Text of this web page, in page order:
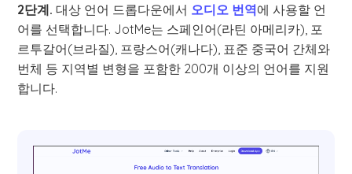
2단계. 대상 언어 드롭다운에서 오디오 번역에 사용할 언
어를 선택합니다. JotMe는 스페인어(라틴 아메리카), 포
르투갈어(브라질), 프랑스어(캐나다), 표준 중국어 간체와
번체 등 지역별 변형을 포함한 200개 이상의 언어를 지원
합니다.